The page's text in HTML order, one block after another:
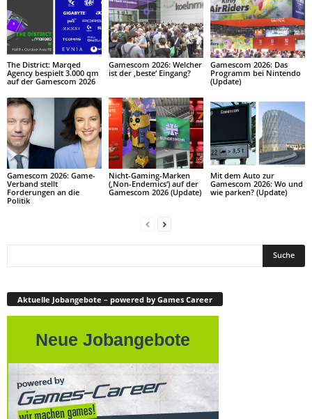
The District: Marqed
Agency bespielt 3.000 qm
auf der Gamescom 2026
Gamescom 2026: Welcher
ist der ‚beste‘ Eingang?
Gamescom 2026: Das
Programm bei Nintendo
(Update)
Gamescom 2026: Game-
Verband stellt
Forderungen an die
Politik
Nicht-Gaming-Marken
(‚Non-Endemics‘) auf der
Gamescom 2026 (Update)
Mit dem Auto zur
Gamescom 2026: Wo und
wie parken? (Update)
Aktuelle Jobangebote – powered by Games Career